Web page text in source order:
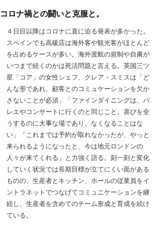
コロナ禍との闘いと克服と。
４日目以降はコロナに直に迫る発表が多かった。
スペインでも高級店は海外客や観光客がほとんど
を占めるケースが多い。海外渡航の規制や自粛が
いつまで続くのかは死活問題と言える。英国三ツ
星「コア」の女性シェフ、クレア・スミスは「ど
んな形であれ、顧客とのコミュケーションを欠か
さないことが必須」「ファインダイニングは、バ
レエやコンサートに行くのと同じこと。喜びを全
うするのに大事な場であり、なくなることはな
い」「これまでは予約が取れなかったが、やっと
来られるようになったと、今は地元ロンドンの
人々が来てくれる」と力強く語る。刻一刻と変化
していく状況では長期目標が立てにくい面がある
ものの、生産者とキッチン、ホールの従業員をイ
ントラネットでつなげてコミュニケーションを継
続し、生産者を含めてのチーム形成と育成を続け
ている。